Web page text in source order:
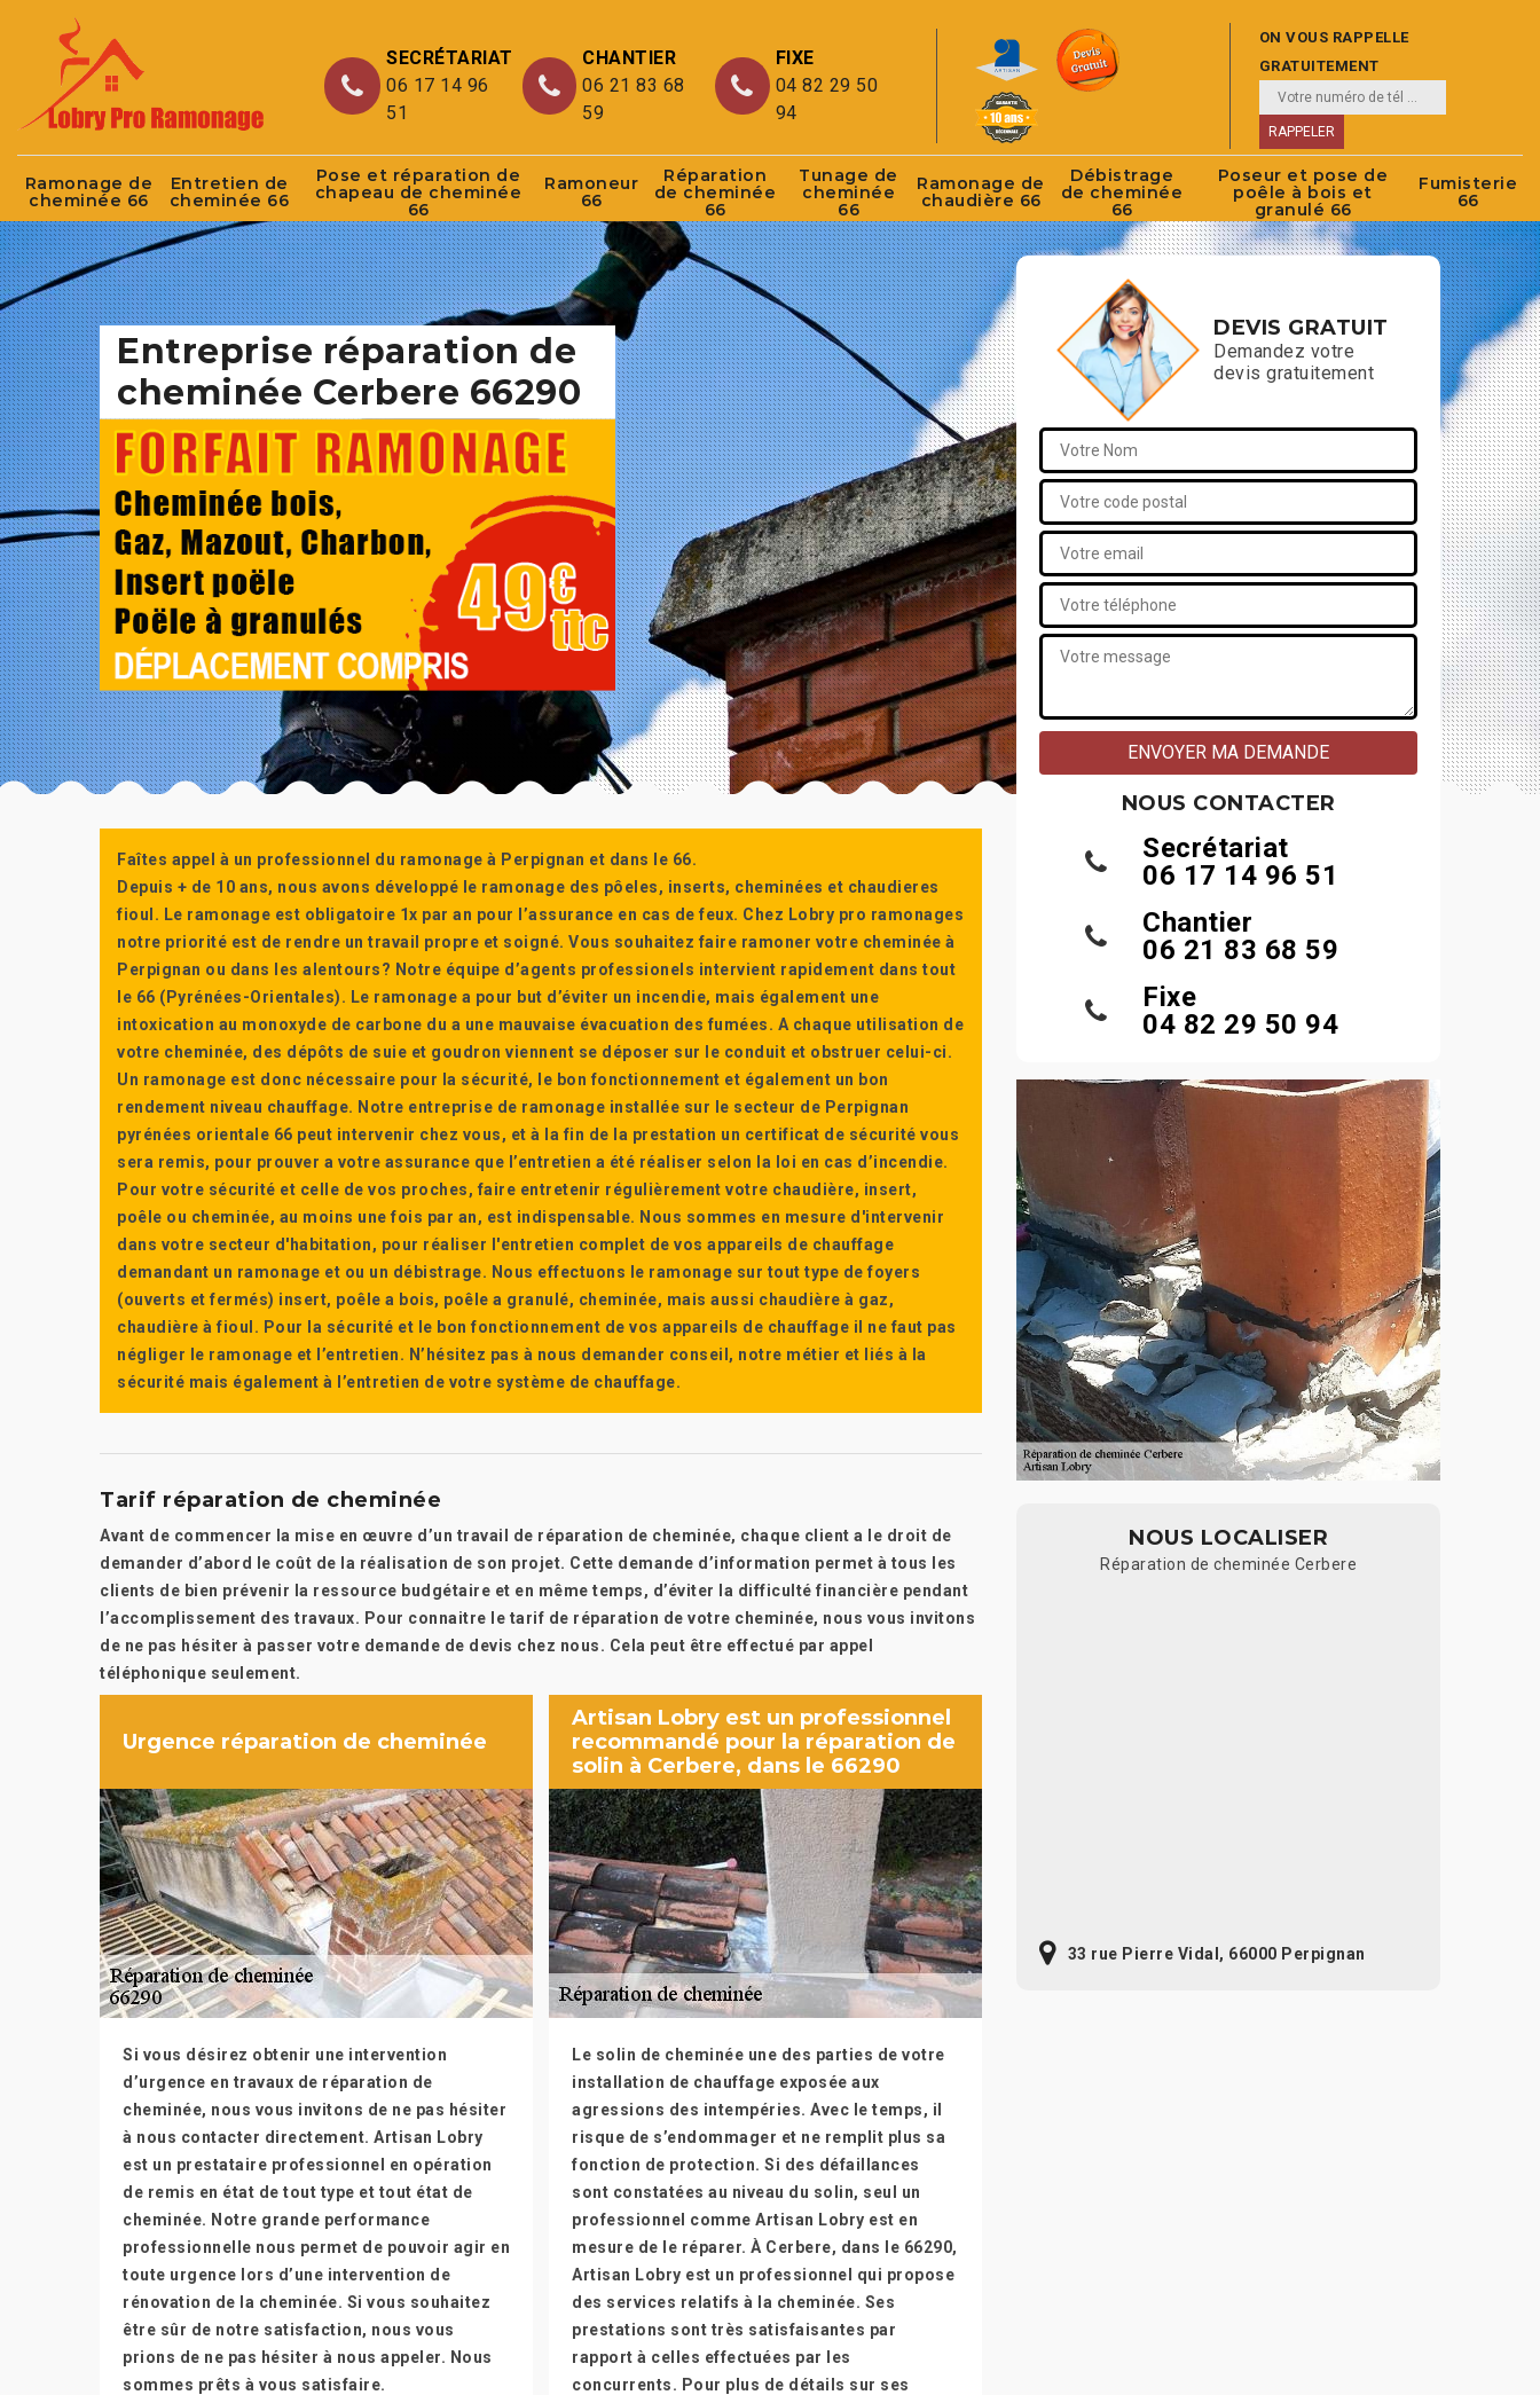
SECRÉTARIAT
06 17 14 96
51
CHANTIER
06 21 83 68
59
FIXE
04 82 29 50
94
ON VOUS RAPPELLE
GRATUITEMENT
Ramonage de
cheminée 66
Entretien de
cheminée 66
Pose et réparation de
chapeau de cheminée
66
Ramoneur
66
Réparation
de cheminée
66
Tunage de
cheminée
66
Ramonage de
chaudière 66
Débistrage
de cheminée
66
Poseur et pose de
poêle à bois et
granulé 66
Fumisterie
66
Entreprise réparation de
cheminée Cerbere 66290
Faîtes appel à un professionnel du ramonage à Perpignan et dans le 66.
Depuis + de 10 ans, nous avons développé le ramonage des pôeles, inserts, cheminées et chaudieres
fioul. Le ramonage est obligatoire 1x par an pour l’assurance en cas de feux. Chez Lobry pro ramonages
notre priorité est de rendre un travail propre et soigné. Vous souhaitez faire ramoner votre cheminée à
Perpignan ou dans les alentours? Notre équipe d’agents professionels intervient rapidement dans tout
le 66 (Pyrénées-Orientales). Le ramonage a pour but d’éviter un incendie, mais également une
intoxication au monoxyde de carbone du a une mauvaise évacuation des fumées. A chaque utilisation de
votre cheminée, des dépôts de suie et goudron viennent se déposer sur le conduit et obstruer celui-ci.
Un ramonage est donc nécessaire pour la sécurité, le bon fonctionnement et également un bon
rendement niveau chauffage. Notre entreprise de ramonage installée sur le secteur de Perpignan
pyrénées orientale 66 peut intervenir chez vous, et à la fin de la prestation un certificat de sécurité vous
sera remis, pour prouver a votre assurance que l’entretien a été réaliser selon la loi en cas d’incendie.
Pour votre sécurité et celle de vos proches, faire entretenir régulièrement votre chaudière, insert,
poêle ou cheminée, au moins une fois par an, est indispensable. Nous sommes en mesure d'intervenir
dans votre secteur d'habitation, pour réaliser l'entretien complet de vos appareils de chauffage
demandant un ramonage et ou un débistrage. Nous effectuons le ramonage sur tout type de foyers
(ouverts et fermés) insert, poêle a bois, poêle a granulé, cheminée, mais aussi chaudière à gaz,
chaudière à fioul. Pour la sécurité et le bon fonctionnement de vos appareils de chauffage il ne faut pas
négliger le ramonage et l’entretien. N’hésitez pas à nous demander conseil, notre métier et liés à la
sécurité mais également à l’entretien de votre système de chauffage.
Tarif réparation de cheminée
Avant de commencer la mise en œuvre d’un travail de réparation de cheminée, chaque client a le droit de
demander d’abord le coût de la réalisation de son projet. Cette demande d’information permet à tous les
clients de bien prévenir la ressource budgétaire et en même temps, d’éviter la difficulté financière pendant
l’accomplissement des travaux. Pour connaitre le tarif de réparation de votre cheminée, nous vous invitons
de ne pas hésiter à passer votre demande de devis chez nous. Cela peut être effectué par appel
téléphonique seulement.
Urgence réparation de cheminée
Si vous désirez obtenir une intervention
d’urgence en travaux de réparation de
cheminée, nous vous invitons de ne pas hésiter
à nous contacter directement. Artisan Lobry
est un prestataire professionnel en opération
de remis en état de tout type et tout état de
cheminée. Notre grande performance
professionnelle nous permet de pouvoir agir en
toute urgence lors d’une intervention de
rénovation de la cheminée. Si vous souhaitez
être sûr de notre satisfaction, nous vous
prions de ne pas hésiter à nous appeler. Nous
sommes prêts à vous satisfaire.
Artisan Lobry est un professionnel
recommandé pour la réparation de
solin à Cerbere, dans le 66290
Le solin de cheminée une des parties de votre
installation de chauffage exposée aux
agressions des intempéries. Avec le temps, il
risque de s’endommager et ne remplit plus sa
fonction de protection. Si des défaillances
sont constatées au niveau du solin, seul un
professionnel comme Artisan Lobry est en
mesure de le réparer. À Cerbere, dans le 66290,
Artisan Lobry est un professionnel qui propose
des services relatifs à la cheminée. Ses
prestations sont très satisfaisantes par
rapport à celles effectuées par les
concurrents. Pour plus de détails sur ses
DEVIS GRATUIT
Demandez votre
devis gratuitement
NOUS CONTACTER
Secrétariat
06 17 14 96 51
Chantier
06 21 83 68 59
Fixe
04 82 29 50 94
NOUS LOCALISER
Réparation de cheminée Cerbere
33 rue Pierre Vidal, 66000 Perpignan